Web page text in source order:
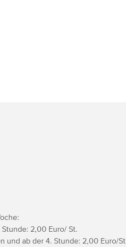
2,00 Euro/ St.
und ab der 4. Stunde: 2,00 Euro/St.